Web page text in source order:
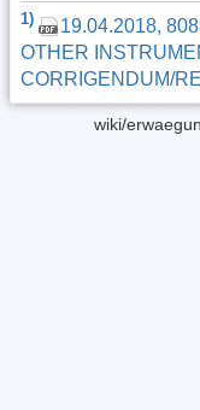
1)
19.04.2018,
OTHER
CORRIGENDUM/
wiki/